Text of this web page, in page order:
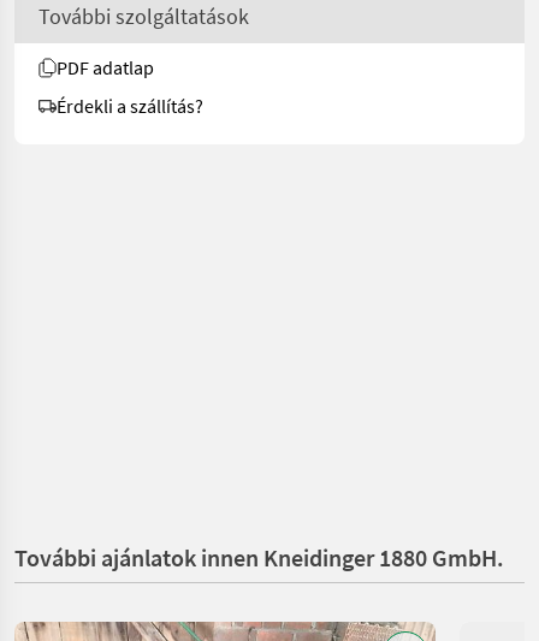
További szolgáltatások
PDF adatlap
Érdekli a szállítás?
További ajánlatok innen Kneidinger 1880 GmbH.